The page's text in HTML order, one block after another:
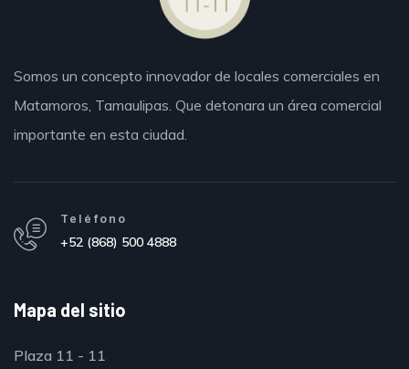
Somos un concepto innovador de locales comerciales en
Matamoros, Tamaulipas. Que detonara un área comercial
importante en esta ciudad.
Teléfono
+52 (868) 500 4888
Mapa del sitio
Plaza 11 - 11